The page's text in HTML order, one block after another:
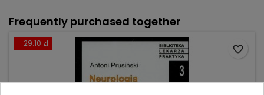
Frequently purchased together
- 29.10 zł
favorite_border